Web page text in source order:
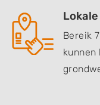
Bereik
kunnen